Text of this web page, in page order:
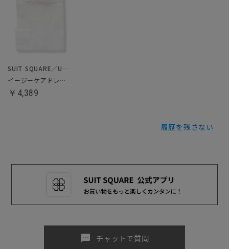
SUIT SQUARE／UNIVERSAL LANGUAGE
イージーケアドレスシャツ
￥4,389
履歴を残さない
sms チャットで質問